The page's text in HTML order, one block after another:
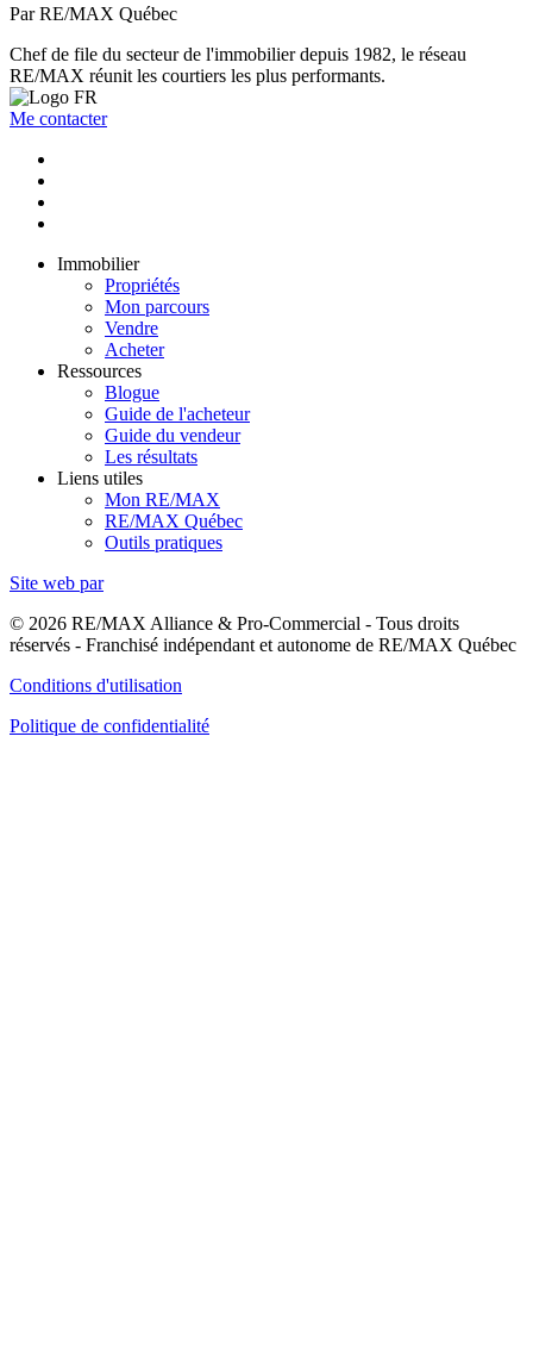
Par RE/MAX Québec
Chef de file du secteur de l'immobilier depuis 1982, le réseau
RE/MAX réunit les courtiers les plus performants.
Me contacter
Immobilier
Propriétés
Mon parcours
Vendre
Acheter
Ressources
Blogue
Guide de l'acheteur
Guide du vendeur
Les résultats
Liens utiles
Mon RE/MAX
RE/MAX Québec
Outils pratiques
Site web par
© 2026 RE/MAX Alliance & Pro-Commercial - Tous droits
réservés - Franchisé indépendant et autonome de RE/MAX Québec
Conditions d'utilisation
Politique de confidentialité